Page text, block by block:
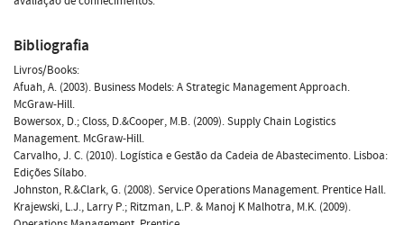
Bibliografia
Livros/Books:
Afuah, A. (2003). Business Models: A Strategic Management Approach.
McGraw-Hill.
Bowersox, D.; Closs, D.&Cooper, M.B. (2009). Supply Chain Logistics
Management. McGraw-Hill.
Carvalho, J. C. (2010). Logística e Gestão da Cadeia de Abastecimento. Lisboa:
Edições Sílabo.
Johnston, R.&Clark, G. (2008). Service Operations Management. Prentice Hall.
Krajewski, L.J., Larry P.; Ritzman, L.P. & Manoj K Malhotra, M.K. (2009).